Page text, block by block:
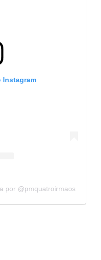
Instagram
por @pmquatroirmaos